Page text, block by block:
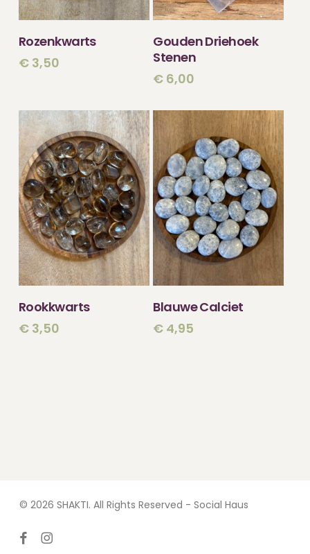
TOEVOEGEN
Rozenkwarts
€3,50
TOEVOEGEN
AAN WINKELWAGEN
Gouden Driehoek
Stenen
€ 6,00
TOEVOEGEN
Rookkwarts
€3,50
TOEVOEGEN
Blauwe Calciet
€ 4,95
© 2026 SHAKTI. All Rights Reserved - Social Haus
facebookinstagram